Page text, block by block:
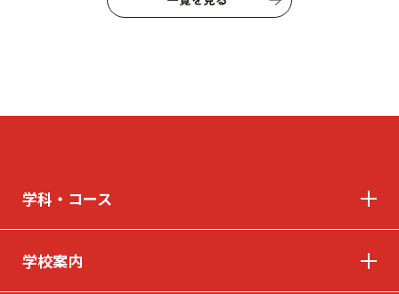
学科・コース
学校案内